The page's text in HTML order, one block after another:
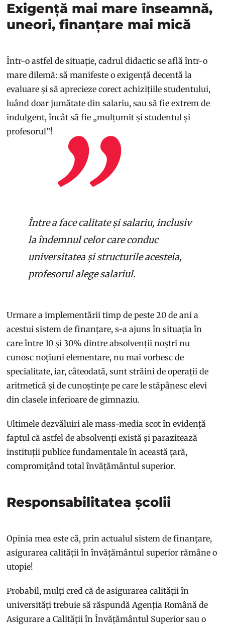
Exigență mai mare înseamnă,
uneori, finanțare mai mică
Într-o astfel de situație, cadrul didactic se află într-o
mare dilemă: să manifeste o exigență decentă la
evaluare și să aprecieze corect achizițiile studentului,
luând doar jumătate din salariu, sau să fie extrem de
indulgent, încât să fie „mulțumit și studentul și
profesorul”!
Între a face calitate și salariu, inclusiv
la îndemnul celor care conduc
universitatea și structurile acesteia,
profesorul alege salariul.
Urmare a implementării timp de peste 20 de ani a
acestui sistem de finanțare, s-a ajuns în situația în
care între 10 și 30% dintre absolvenții noștri nu
cunosc noțiuni elementare, nu mai vorbesc de
specialitate, iar, câteodată, sunt străini de operații de
aritmetică și de cunoștințe pe care le stăpânesc elevi
din clasele inferioare de gimnaziu.
Ultimele dezvăluiri ale mass-media scot în evidență
faptul că astfel de absolvenți există și parazitează
instituții publice fundamentale în această țară,
compromițând total învățământul superior.
Responsabilitatea școlii
Opinia mea este că, prin actualul sistem de finanțare,
asigurarea calității în învățământul superior rămâne o
utopie!
Probabil, mulți cred că de asigurarea calității în
universități trebuie să răspundă Agenția Română de
Asigurare a Calității în Învățământul Superior sau o